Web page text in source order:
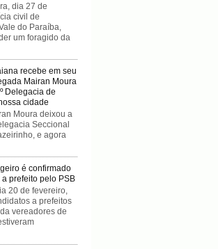
dia 27 de
civil de
do Paraíba,
um foragido da
recebe em seu
Mairan Moura
Delegacia de
cidade
Moura deixou a
Seccional
e agora
é confirmado
prefeito pelo PSB
20 de fevereiro,
a prefeitos
vereadores de